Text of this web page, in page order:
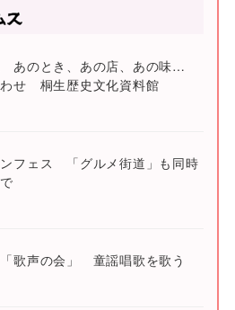
あのとき、あの店、あの味…
せ 桐生歴史文化資料館
フェス 「グルメ街道」も同時
歌声の会」 童謡唱歌を歌う